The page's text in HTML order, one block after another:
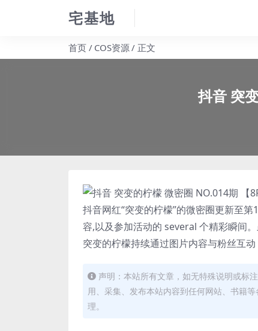
宅基地
首页 COS资源 正文
抖音 突
抖音网红“突变的柠檬”的微密圈更新至
容,以及参加活动的 several 个精彩瞬间
突变的柠檬持续通过图片内容与粉丝互动
声明：本站所有文章，如无特殊说明或标
用、采集、发布本站内容到任何网站、书籍
理。